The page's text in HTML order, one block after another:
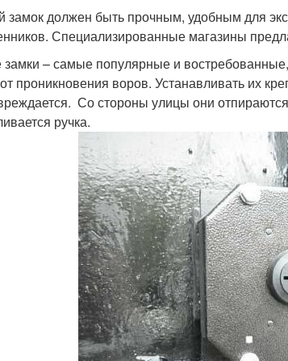
замок должен быть прочным, удобным для
Специализированные магазины
– самые популярные и
проникновения воров. Устанавливать их
Со стороны улицы они
ручка.